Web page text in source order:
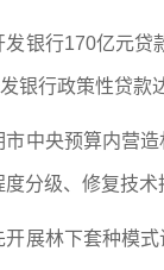
发银行170亿元
银行政策性贷款
市中央预算内营
分级、修复技
展林下套种模